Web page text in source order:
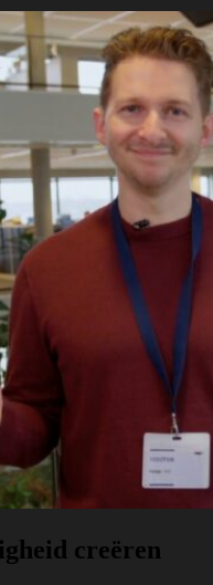
creëren